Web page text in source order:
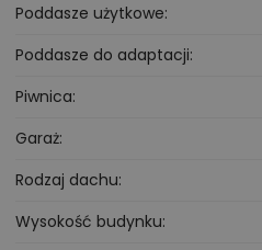
Poddasze użytkowe
Poddasze do adaptacji
Piwnica
Garaż
Rodzaj dachu
Wysokość budynku